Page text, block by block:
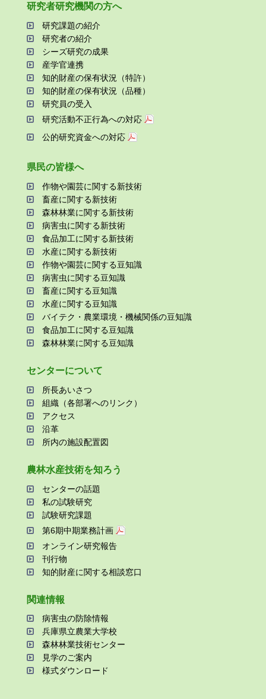
研究者研究機関の⽅へ
研究課題の紹介
研究者の紹介
シーズ研究の成果
産学官連携
知的財産の保有状況（特許）
知的財産の保有状況（品種）
研究員の受⼊
研究活動不正⾏為への対応
公的研究資金への対応
県⺠の皆様へ
作物や園芸に関する新技術
畜産に関する新技術
森林林業に関する新技術
病害⾍に関する新技術
⾷品加⼯に関する新技術
⽔産に関する新技術
作物や園芸に関する⾖知識
病害⾍に関する⾖知識
畜産に関する⾖知識
⽔産に関する⾖知識
バイテク・農業環境・機械関係の⾖知識
⾷品加⼯に関する⾖知識
森林林業に関する⾖知識
センターについて
所⻑あいさつ
組織（各部署へのリンク）
アクセス
沿⾰
所内の施設配置図
農林⽔産技術を知ろう
センターの話題
私の試験研究
試験研究課題
第6期中期業務計画
オンライン研究報告
刊⾏物
知的財産に関する相談窓⼝
関連情報
病害⾍の防除情報
兵庫県⽴農業⼤学校
森林林業技術センター
⾒学のご案内
様式ダウンロード